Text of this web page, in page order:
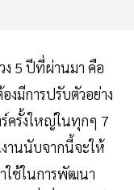
ง 5 ปีที่ผ่านมา คือ
มีการปรับตัวอย่าง
ครั้งใหญ่ในทุกๆ 7
านนับจากนี้จะให้
ใช้ในการพัฒนา